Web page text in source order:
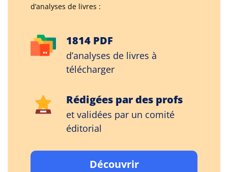
d’analyses de livres :
1814 PDF
d’analyses de livres à
télécharger
Rédigées par des profs
et validées par un comité
éditorial
Découvrir